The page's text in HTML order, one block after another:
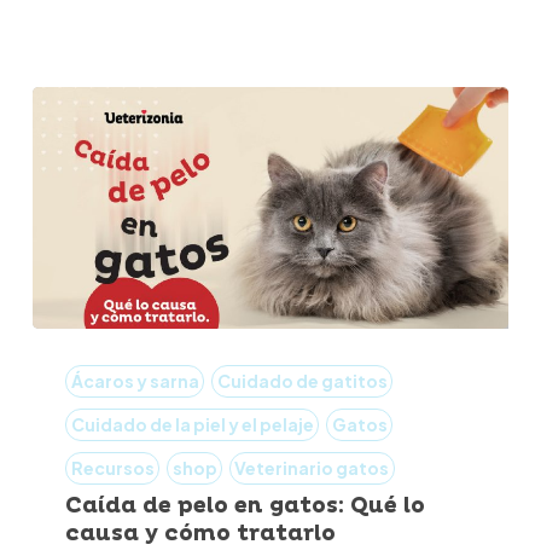
pelo
gatos:
Qué
Ácaros y sarna
Cuidado de gatitos
Cuidado de la piel y el pelaje
Gatos
Recursos
shop Veterinario gatos
Caída de pelo en gatos: Qué lo
causa y cómo tratarlo